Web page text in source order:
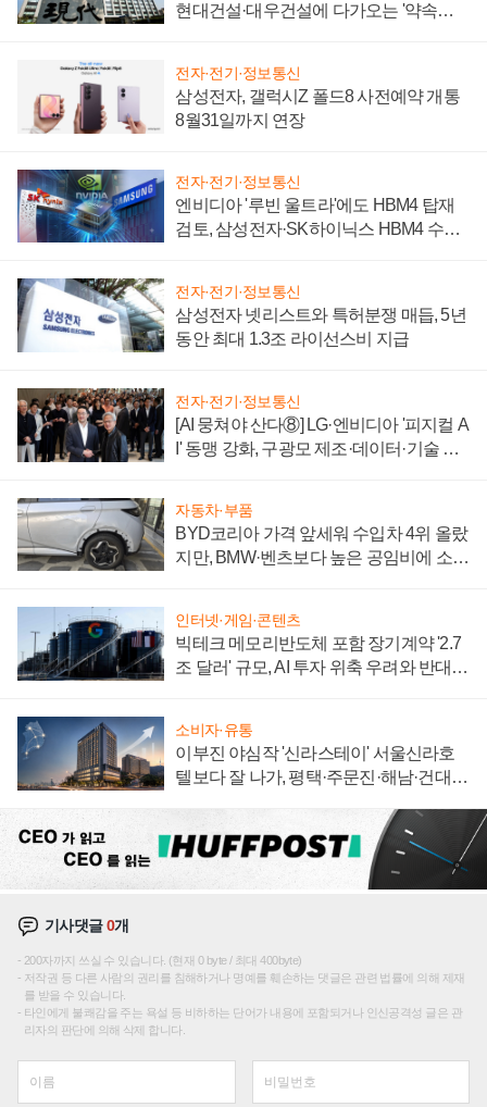
현대건설·대우건설에 다가오는 '약속의
전자·전기·정보통신
삼성전자, 갤럭시Z 폴드8 사전예약 개통
8월31일까지 연장
전자·전기·정보통신
엔비디아 '루빈 울트라'에도 HBM4 탑재
검토, 삼성전자·SK하이닉스 HBM4 수율
전자·전기·정보통신
삼성전자 넷리스트와 특허분쟁 매듭, 5년
동안 최대 1.3조 라이선스비 지급
전자·전기·정보통신
[AI 뭉쳐야 산다⑧] LG·엔비디아 '피지컬 A
I' 동맹 강화, 구광모 제조·데이터·기술 결
자동차·부품
BYD코리아 가격 앞세워 수입차 4위 올랐
지만, BMW·벤츠보다 높은 공임비에 소비
인터넷·게임·콘텐츠
빅테크 메모리반도체 포함 장기계약 '2.7
조 달러' 규모, AI 투자 위축 우려와 반대
소비자·유통
이부진 야심작 '신라스테이' 서울신라호
텔보다 잘 나가, 평택·주문진·해남·건대로
기사댓글0개
200자까지 쓰실 수 있습니다. (현재 0 byte / 최대 400byte)
저작권 등 다른 사람의 권리를 침해하거나 명예를 훼손하는 댓글은 관련 법률에 의해 제재
를 받을 수 있습니다.
타인에게 불쾌감을 주는 욕설 등 비하하는 단어가 내용에 포함되거나 인신공격성 글은 관
리자의 판단에 의해 삭제 합니다.